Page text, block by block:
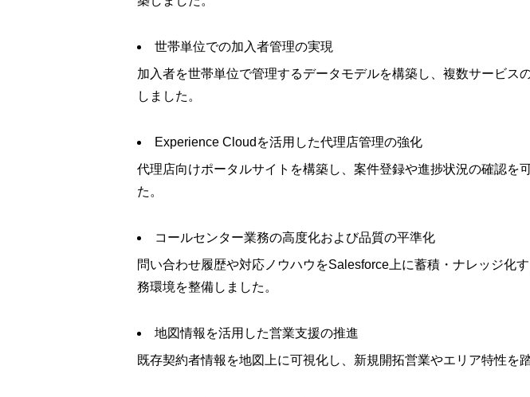
世帯単位での加入者管理の実現
加入者を世帯単位で管理するデータモデルを構築し、複数サービ
しました。
Experience Cloudを活用した代理店管理の強化
代理店向けポータルサイトを構築し、案件登録や進捗状況の確認
た。
コールセンター業務の高度化および品質の平準化
問い合わせ履歴や対応ノウハウをSalesforce上に蓄積・ナレッジ化
務環境を整備しました。
地図情報を活用した営業支援の推進
既存契約者情報を地図上に可視化し、新規開拓営業やエリア特性を